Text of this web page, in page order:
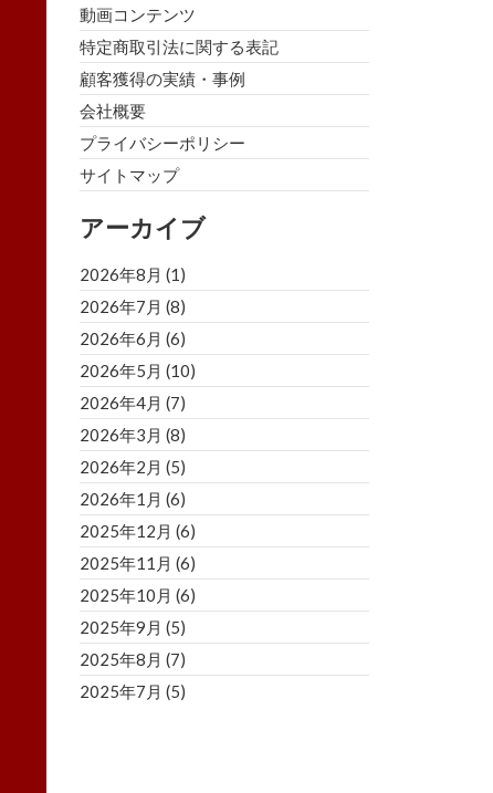
動画コンテンツ
特定商取引法に関する表記
顧客獲得の実績・事例
会社概要
プライバシーポリシー
サイトマップ
アーカイブ
2026年8月 (1)
2026年7月 (8)
2026年6月 (6)
2026年5月 (10)
2026年4月 (7)
2026年3月 (8)
2026年2月 (5)
2026年1月 (6)
2025年12月 (6)
2025年11月 (6)
2025年10月 (6)
2025年9月 (5)
2025年8月 (7)
2025年7月 (5)